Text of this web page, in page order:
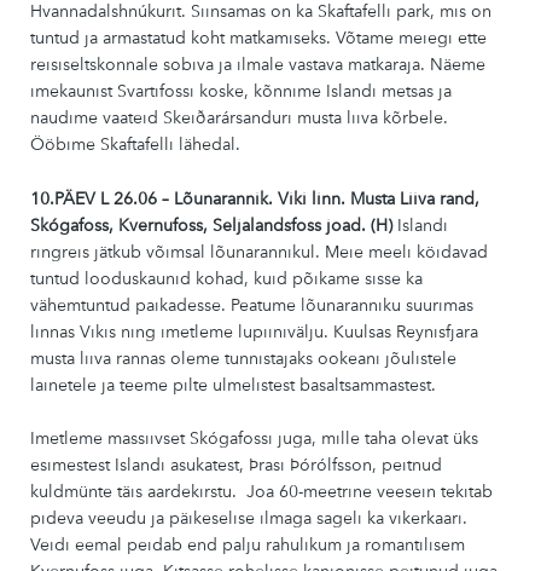
Hvannadalshnúkurit. Siinsamas on ka Skaftafelli park, mis on
tuntud ja armastatud koht matkamiseks. Võtame meiegi ette
reisiseltskonnale sobiva ja ilmale vastava matkaraja. Näeme
imekaunist Svartifossi koske, kõnnime Islandi metsas ja
naudime vaateid Skeiðarársanduri musta liiva kõrbele.
Ööbime Skaftafelli lähedal.
10.PÄEV L 26.06 – Lõunarannik. Viki linn. Musta Liiva rand,
Skógafoss, Kvernufoss, Seljalandsfoss joad. (H)Islandi
ringreis jätkub võimsal lõunarannikul. Meie meeli köidavad
tuntud looduskaunid kohad, kuid põikame sisse ka
vähemtuntud paikadesse. Peatume lõunaranniku suurimas
linnas Vikis ning imetleme lupiinivälju. Kuulsas Reynisfjara
musta liiva rannas oleme tunnistajaks ookeani jõulistele
lainetele ja teeme pilte ulmelistest basaltsammastest.
Imetleme massiivset Skógafossi juga, mille taha olevat üks
esimestest Islandi asukatest, Þrasi Þórólfsson, peitnud
kuldmünte täis aardekirstu. Joa 60-meetrine veesein tekitab
pideva veeudu ja päikeselise ilmaga sageli ka vikerkaari.
Veidi eemal peidab end palju rahulikum ja romantilisem